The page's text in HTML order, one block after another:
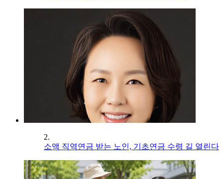
2.
소액 직역연금 받는 노인, 기초연금 수령 길 열린다